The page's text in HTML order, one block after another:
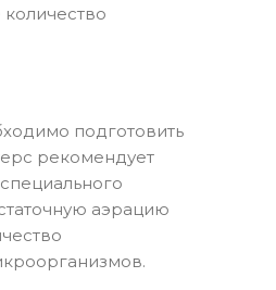
количество
подготовить
рекомендует
аэрацию